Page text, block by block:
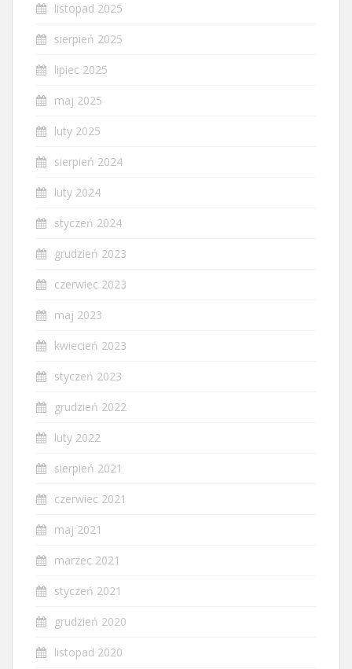
listopad 2025
sierpień 2025
lipiec 2025
maj 2025
luty 2025
sierpień 2024
luty 2024
styczeń 2024
grudzień 2023
czerwiec 2023
maj 2023
kwiecień 2023
styczeń 2023
grudzień 2022
luty 2022
sierpień 2021
czerwiec 2021
maj 2021
marzec 2021
styczeń 2021
grudzień 2020
listopad 2020